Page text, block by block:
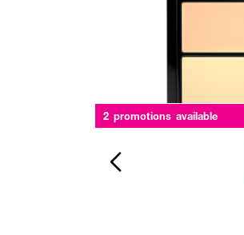
2 promotions available